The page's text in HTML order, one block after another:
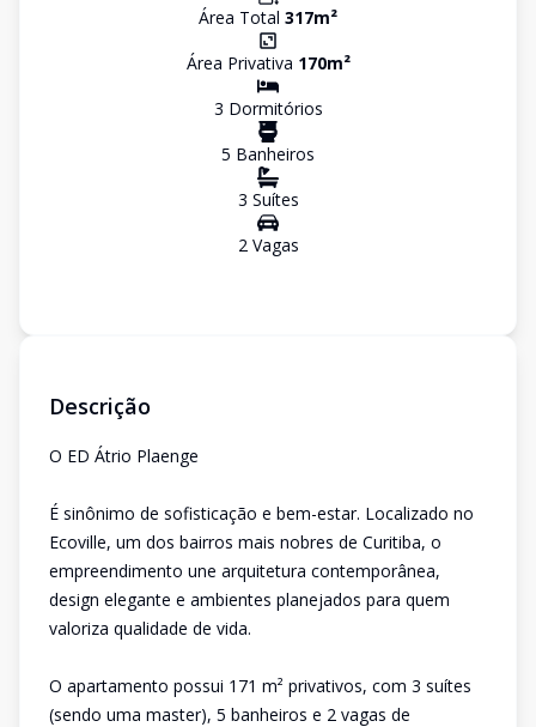
Área Total 317m²
Área Privativa 170m²
3 Dormitórios
5 Banheiros
3 Suítes
2Vagas
Descrição
O ED Átrio Plaenge
É sinônimo de sofisticação e bem-estar. Localizado no
Ecoville, um dos bairros mais nobres de Curitiba, o
empreendimento une arquitetura contemporânea,
design elegante e ambientes planejados para quem
valoriza qualidade de vida.
O apartamento possui 171 m² privativos, com 3 suítes
(sendo uma master), 5 banheiros e 2 vagas de